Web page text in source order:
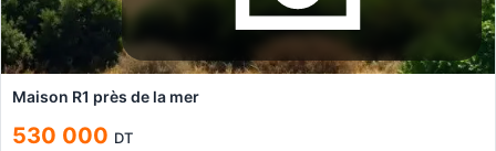
Maison R1 près de la mer
530 000 DT